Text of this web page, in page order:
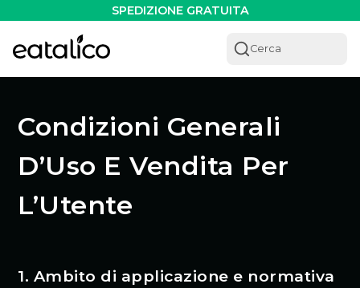
SPEDIZIONE GRATUITA
Cerca
Condizioni Generali
D’Uso E Vendita Per
L’Utente
1. Ambito di applicazione e normativa